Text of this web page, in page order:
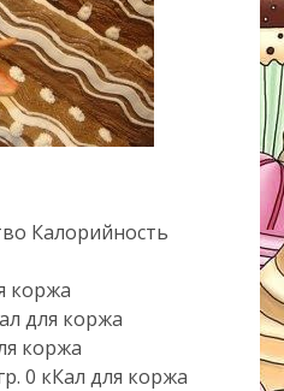
Калорийность
коржа
для коржа
коржа
0 кКал для коржа